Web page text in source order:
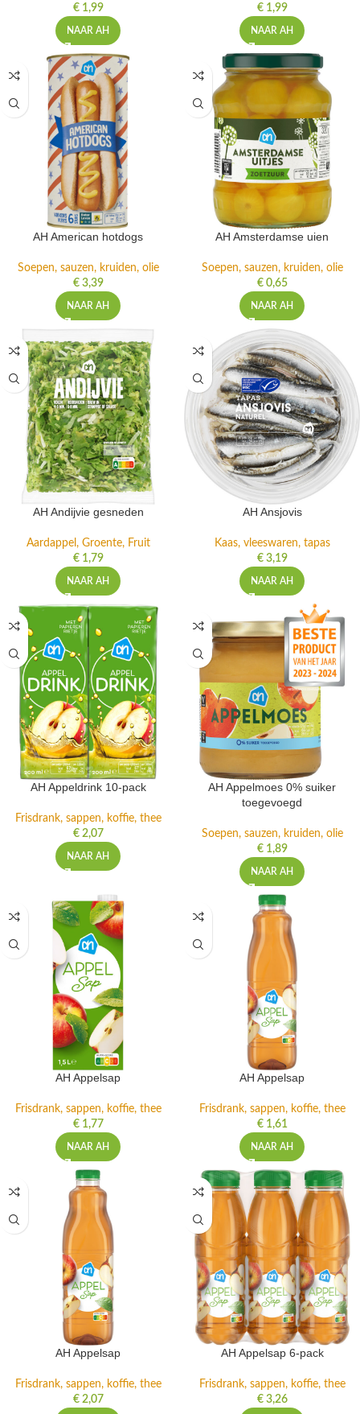
€1,99
NAAR AH
€1,99
NAAR AH
AH American hotdogs
Soepen, sauzen, kruiden, olie
€3,39
NAAR AH
AH Amsterdamse uien
Soepen, sauzen, kruiden, olie
€0,65
NAAR AH
AH Andijvie gesneden
Aardappel, Groente, Fruit
€1,79
NAAR AH
AH Ansjovis
Kaas, vleeswaren, tapas
€3,19
NAAR AH
AH Appeldrink 10-pack
Frisdrank, sappen, koffie, thee
€2,07
NAAR AH
AH Appelmoes 0% suiker
toegevoegd
Soepen, sauzen, kruiden, olie
€1,89
NAAR AH
AH Appelsap
Frisdrank, sappen, koffie, thee
€1,77
NAAR AH
AH Appelsap
Frisdrank, sappen, koffie, thee
€1,61
NAAR AH
AH Appelsap
Frisdrank, sappen, koffie, thee
€2,07
AH Appelsap 6-pack
Frisdrank, sappen, koffie, thee
€3,26